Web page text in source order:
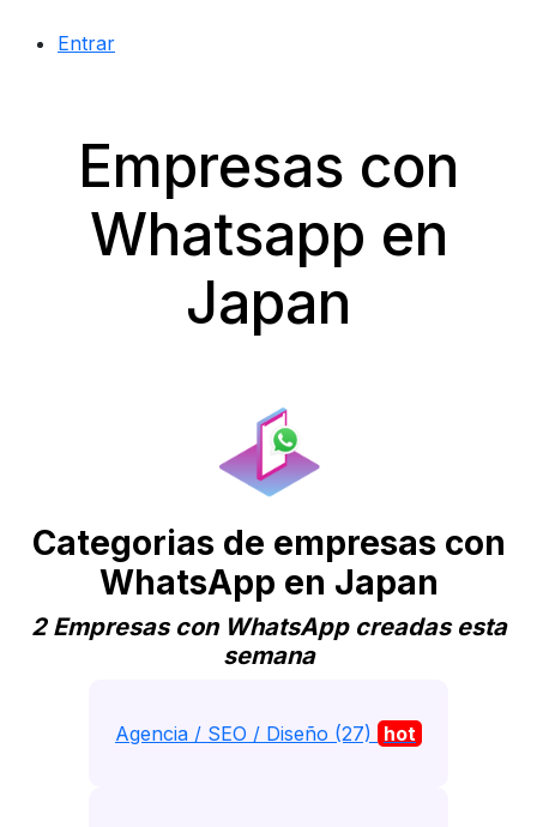
Entrar
Empresas con
Whatsapp en
Japan
Categorias de empresas con
WhatsApp en Japan
2 Empresas con WhatsApp creadas esta
semana
Agencia / SEO / Diseño (27) hot